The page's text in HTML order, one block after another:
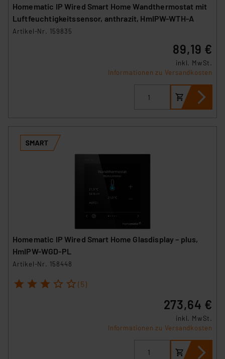
Homematic IP Wired Smart Home Wandthermostat mit
Luftfeuchtigkeitssensor, anthrazit, HmIPW-WTH-A
Artikel-Nr. 159835
89,19 €
inkl. MwSt.
Informationen zu Versandkosten
Homematic IP Wired Smart Home Glasdisplay – plus,
HmIPW-WGD-PL
Artikel-Nr. 158448
1 2 3 4 5 (5)
273,64 €
inkl. MwSt.
Informationen zu Versandkosten